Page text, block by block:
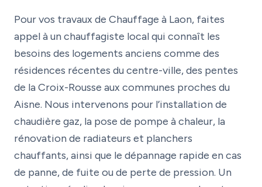
Pour vos travaux de Chauffage à Laon, faites
appel à un chauffagiste local qui connaît les
besoins des logements anciens comme des
résidences récentes du centre-ville, des pentes
de la Croix-Rousse aux communes proches du
Aisne. Nous intervenons pour l’installation de
chaudière gaz, la pose de pompe à chaleur, la
rénovation de radiateurs et planchers
chauffants, ainsi que le dépannage rapide en cas
de panne, de fuite ou de perte de pression. Un